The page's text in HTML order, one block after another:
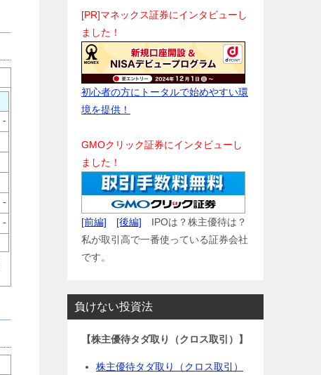
-
-
-
[PR]マネックス証券にインタビューし
ました！
初心者の方にトータルで始めやすい環
境を提供！
GMOクリック証券にインタビューし
ました！
[前編] [後編] IPOは？株主優待は？
私が取引高で一番使っている証券会社
です。
負けない投資法
【株主優待タダ取り（クロス取引）】
株主優待タダ取り（クロス取引）